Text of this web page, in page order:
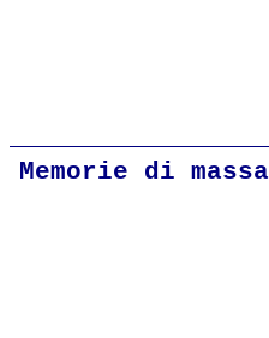
Memorie di massa